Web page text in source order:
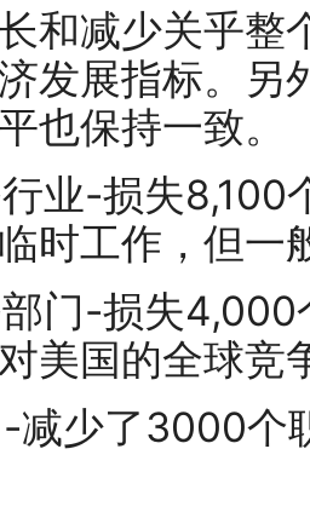
和减少关乎整
发展指标。另
也保持一致。
业-损失8,100
时工作，但一
门-损失
美国的全球竞
减少了3000个